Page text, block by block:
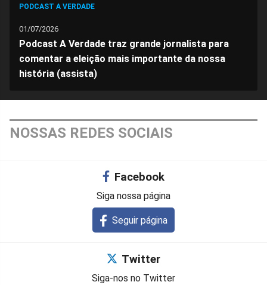
PODCAST A VERDADE
01/07/2026
Podcast A Verdade traz grande jornalista para
comentar a eleição mais importante da nossa
história (assista)
NOSSAS REDES SOCIAIS
Facebook
Siga nossa página
Seguir página
Twitter
Siga-nos no Twitter